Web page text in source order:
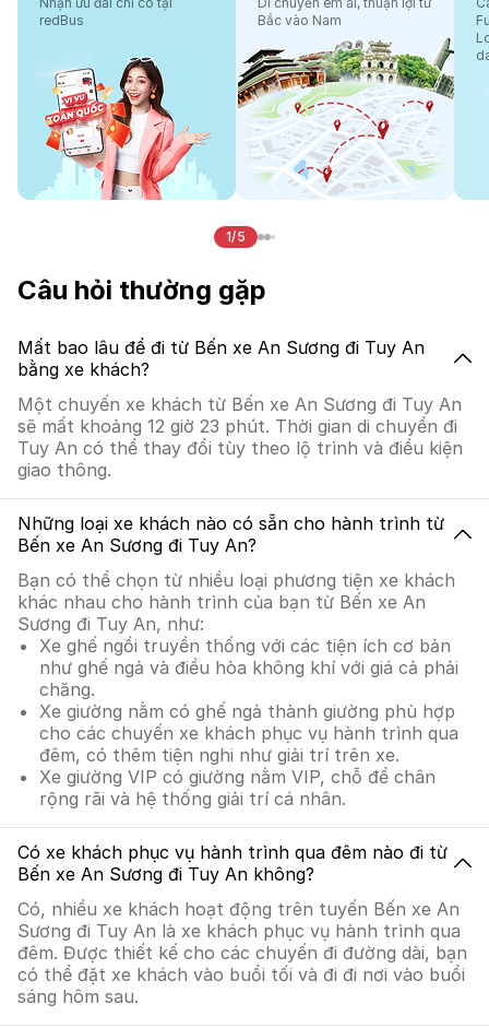
redBus
Bắc vào Nam
1/5
Câu hỏi thường gặp
Mất bao lâu để đi từ Bến xe An Sương đi Tuy An
bằng xe khách?
Một chuyến xe khách từ Bến xe An Sương đi Tuy An
sẽ mất khoảng 12 giờ 23 phút. Thời gian di chuyển đi
Tuy An có thể thay đổi tùy theo lộ trình và điều kiện
giao thông.
Những loại xe khách nào có sẵn cho hành trình từ
Bến xe An Sương đi Tuy An?
Bạn có thể chọn từ nhiều loại phương tiện xe khách
khác nhau cho hành trình của bạn từ Bến xe An
Sương đi Tuy An, như:
Xe ghế ngồi truyền thống với các tiện ích cơ bản
như ghế ngả và điều hòa không khí với giá cả phải
chăng.
Xe giường nằm có ghế ngả thành giường phù hợp
cho các chuyến xe khách phục vụ hành trình qua
đêm, có thêm tiện nghi như giải trí trên xe.
Xe giường VIP có giường nằm VIP, chỗ để chân
rộng rãi và hệ thống giải trí cá nhân.
Có xe khách phục vụ hành trình qua đêm nào đi từ
Bến xe An Sương đi Tuy An không?
Có, nhiều xe khách hoạt động trên tuyến Bến xe An
Sương đi Tuy An là xe khách phục vụ hành trình qua
đêm. Được thiết kế cho các chuyến đi đường dài, bạn
có thể đặt xe khách vào buổi tối và đi đi nơi vào buổi
sáng hôm sau.